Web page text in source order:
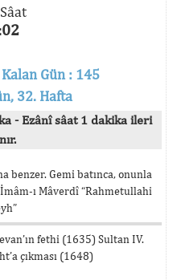
Kalan Gün : 145
32. Hafta
- Ezânî sâat 1 dakika ileri
benzer. Gemi batınca, onunla
ı Mâverdî “Rahmetullahi
fethi (1635) Sultan IV.
çıkması (1648)